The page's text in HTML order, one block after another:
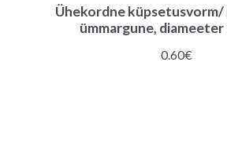
Ühekordne küpsetusvorm/
ümmargune, diameeter
0.60€